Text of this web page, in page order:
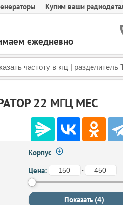
Купим ваши
ежедневно
22 МГЦ MEC
Корпус
Цена: -